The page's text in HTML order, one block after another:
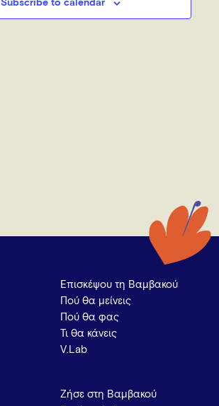
Subscribe to calendar
Επισκέψου τη Βαμβακού
Πού θα μείνεις
Πού θα φας
Τι θα κάνεις
V.Lab
Ζήσε στη Βαμβακού